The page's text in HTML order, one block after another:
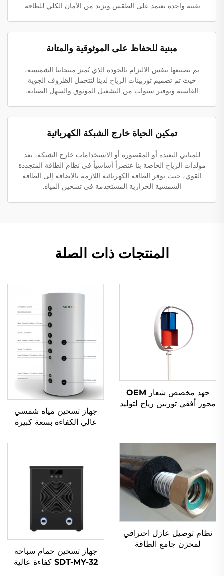
تقنية واحدة تعتمد على الطقس ويزيد من الأمان الكلي للطاقة.
مبنية للحفاظ على الموثوقية والمتانة
تم تصنيعها بنفس الالتزام بالجودة الذي يُميز منتجاتنا الشمسية،
حيث تم تصميم توربينات الرياح لدينا لتتحمل الظروف الجوية
القاسية وتوفير سنوات من التشغيل الموثوق والسهل الصيانة.
تمكين الحياة خارج الشبكة الكهربائية
للمباني البعيدة أو المقصورة أو الاستخدامات خارج الشبكة، تعد
مولدات الرياح الخاصة بنا عنصراً أساسياً في نظام الطاقة المتجددة
القوي، حيث توفر الطاقة الكهربائية اللازمة بالإضافة إلى الطاقة
الشمسية الحرارية المستخدمة في تسخين المياه.
المنتجات ذات الصلة
جهد مخصص شعار OEM
محور أفقي توربين رياح لتوليد
جهاز تسخين مياه شمسي
عالي الكفاءة بسعة كبيرة
وجمع حراري متعدد
التثبيت
نظام توصيل عازل احترافي
لمخزن جامع الطاقة
جهاز تسخين حمام سباحة
SDT-MY-32 كفاءة عالية